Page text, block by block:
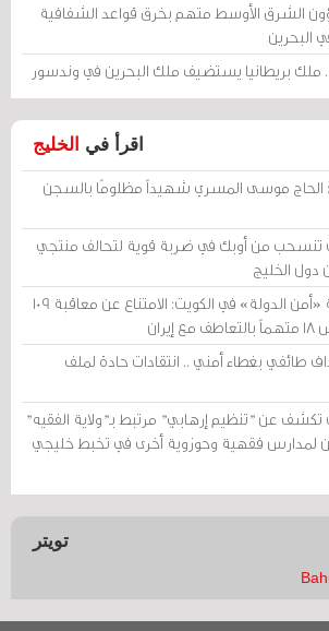
الشرق الأوسط متهم بخرق قواعد الشفافية
البحرين
.. ملك بريطانيا يستضيف ملك البحرين في وندسور
اقرأ في الخليج
الحاج موسى المسري شهيداً مظلومًا بالسجن
تنسحب من أوبك في ضربة قوية لتحالف منتجي
دول الخليج
محكمة «أمن الدولة» في الكويت: الامتناع عن معاقبة 109
طائفي بغطاء أمني .. انتقادات حادة لملف
تكشف عن "تنظيم إرهابي" مرتبط بـ"ولاية الفقيه"
لمدارس فقهية وحوزوية أخرى في تخبط خليجي
تويتر